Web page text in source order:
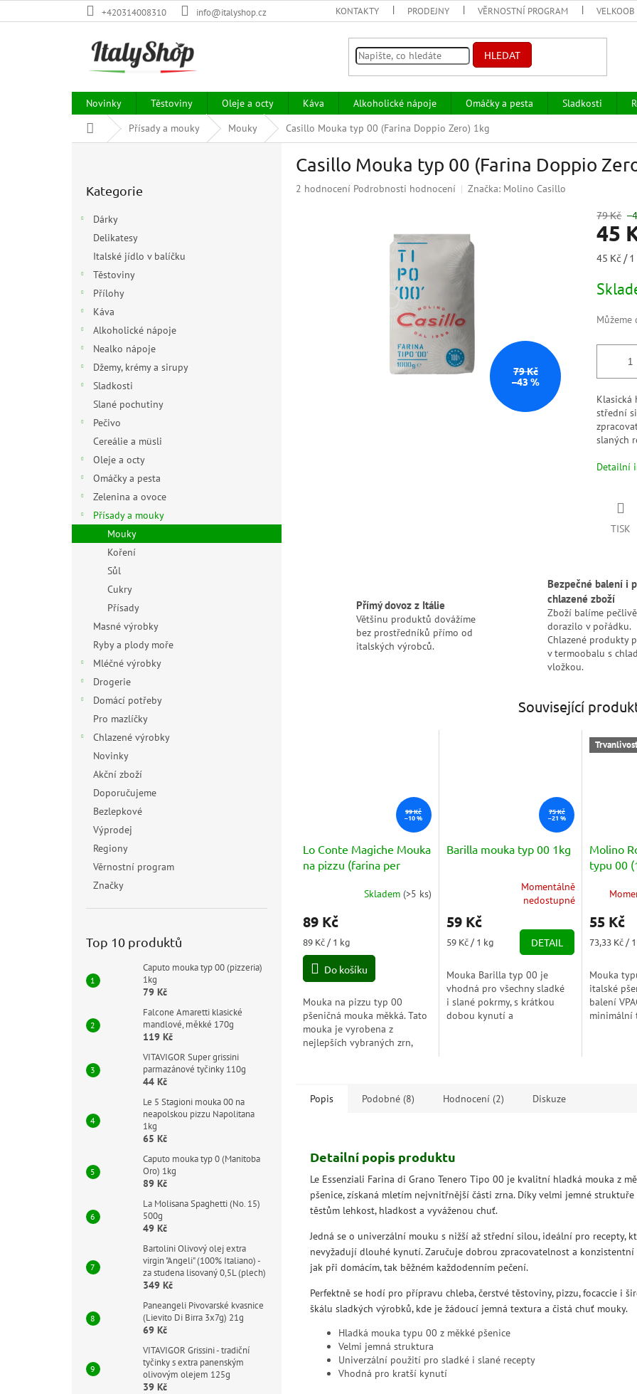
na
+420314008310 info@italyshop.cz KONTAKTY PRODEJNY VĚRNOSTNÍ PROGRAM
HLEDAT
Novinky Těstoviny Oleje a octy Káva Alkoholické nápoje Omáčky a pesta Sladkosti
Domů
Přísady a mouky Mouky Casillo Mouka typ 00 (Farina Doppio Zero) 1kg
kategorie
Kategorie
Dárky
Delikatesy
Italské jídlo v balíčku
Těstoviny
Přílohy
Káva
Alkoholické nápoje
Nealko nápoje
Džemy, krémy a sirupy
Sladkosti
Slané pochutiny
Pečivo
Cereálie a müsli
Oleje a octy
Omáčky a pesta
Zelenina a ovoce
Přísady a mouky
Mouky
Koření
Sůl
Cukry
Přísady
Masné výrobky
Ryby a plody moře
Mléčné výrobky
Drogerie
Domácí potřeby
Pro mazlíčky
Chlazené výrobky
Novinky
Akční zboží
Doporučujeme
Bezlepkové
Výprodej
Regiony
Věrnostní program
Značky
Top 10 produktů
Caputo mouka typ 00 (pizzeria)
1kg
79 Kč
Falcone Amaretti klasické
mandlové, měkké 170g
119 Kč
VITAVIGOR Super grissini
parmazánové tyčinky 110g
44 Kč
Le 5 Stagioni mouka 00 na
neapolskou pizzu Napolitana
1kg
65 Kč
Caputo mouka typ 0 (Manitoba
Oro) 1kg
89 Kč
La Molisana Spaghetti (No. 15)
500g
49 Kč
Bartolini Olivový olej extra
virgin "Angeli" (100% Italiano) -
za studena lisovaný 0,5L (plech)
349 Kč
Paneangeli Pivovarské kvasnice
(Lievito Di Birra 3x7g) 21g
69 Kč
VITAVIGOR Grissini - tradiční
tyčinky s extra panenským
olivovým olejem 125g
39 Kč
Casillo Mouka typ 00 (Farina Doppio
Průměrné
2 hodnocení Podrobnosti hodnocení Značka: Molino Casillo
79 Kč
–43 %
79 Kč
45
Měrná
45 Kč / 1
Klasická
střední
slaných
Detailní
TISK
Přímý dovoz z Itálie
Většinu produktů dovážíme
bez prostředníků přímo od
italských výrobců.
Bezpečné balení i
chlazené zboží
Zboží balíme
dorazilo v pořádku.
Chlazené produkty
v termoobalu s
vložkou.
Související
99 Kč
–10 %
Lo Conte Magiche Mouka
na pizzu (farina per
produktu
5,0
5
Skladem (>5 ks)
89 Kč
Měrná
cena:
89 Kč / 1 kg
Do košíku
Mouka na pizzu typ 00
pšeničná mouka měkká. Tato
mouka je vyrobena z
nejlepších vybraných zrn,
75 Kč
–21 %
Barilla mouka typ 00 1kg
produktu
5,0
5
hvězdiček.
Momentálně
nedostupné
59 Kč
Měrná
59 Kč / 1 kg DETAIL
Mouka Barilla typ 00 je
vhodná pro všechny sladké
i slané pokrmy, s krátkou
dobou kynutí a
Molino
typu 00
55 Kč
Měrná
73,33 Kč /
Mouka
italské
balení
minimální
Popis Podobné (8) Hodnocení (2) Diskuze
Detailní popis produktu
Le Essenziali Farina di Grano Tenero Tipo 00 je kvalitní hladká mouka z
pšenice, získaná mletím nejvnitřnější části zrna. Díky velmi jemné
těstům lehkost, hladkost a vyváženou chuť.
Jedná se o univerzální mouku s nižší až střední silou, ideální pro recepty,
nevyžadují dlouhé kynutí. Zaručuje dobrou zpracovatelnost a konzistentní
jak při domácím, tak běžném každodenním pečení.
Perfektně se hodí pro přípravu chleba, čerstvé těstoviny, pizzu, focaccie i
škálu sladkých výrobků, kde je žádoucí jemná textura a čistá chuť mouky.
Hladká mouka typu 00 z měkké pšenice
Velmi jemná struktura
Univerzální použití pro sladké i slané recepty
Vhodná pro kratší kynutí